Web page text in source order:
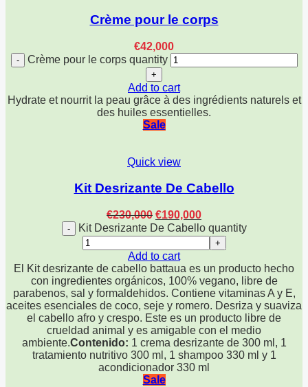
Crème pour le corps
€42,000
Crème pour le corps quantity
Add to cart
Hydrate et nourrit la peau grâce à des ingrédients naturels et
des huiles essentielles.
Sale
Quick view
Kit Desrizante De Cabello
€230,000 €190,000
Kit Desrizante De Cabello quantity
Add to cart
El Kit desrizante de cabello battaua es un producto hecho
con ingredientes orgánicos, 100% vegano, libre de
parabenos, sal y formaldehidos. Contiene vitaminas A y E,
aceites esenciales de coco, seje y romero. Desriza y suaviza
el cabello afro y crespo. Este es un producto libre de
crueldad animal y es amigable con el medio
ambiente.Contenido: 1 crema desrizante de 300 ml, 1
tratamiento nutritivo 300 ml, 1 shampoo 330 ml y 1
acondicionador 330 ml
Sale